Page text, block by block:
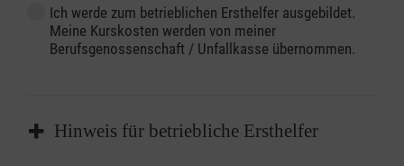
Ich werde zum betrieblichen Ersthelfer ausgebildet.
Meine Kurskosten werden von meiner
Berufsgenossenschaft / Unfallkasse übernommen.
Hinweis für betriebliche Ersthelfer